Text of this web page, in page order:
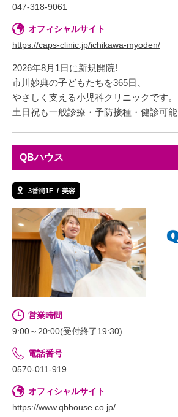
047-318-9061
オフィシャルサイト
https://caps-clinic.jp/ichikawa-myoden/
2026年8月1日に新規開院!
市川妙典の子どもたちを365日、
やさしく支える小児科クリニックです。
土日祝も一般診療・予防接種・健診可能
QBハウス
3番街1F 美容
営業時間
9:00～20:00(受付終了19:30)
電話番号
0570-011-919
オフィシャルサイト
https://www.qbhouse.co.jp/